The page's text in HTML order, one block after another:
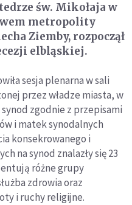
św. Mikołaja w
metropolity
Ziemby, rozpoczął
elbląskiej.
sesja plenarna w sali
przez władze miasta, w
zgodnie z przepisami
i matek synodalnych
konsekrowanego i
na synod znalazły się 23
różne grupy
zdrowia oraz
i ruchy religijne.